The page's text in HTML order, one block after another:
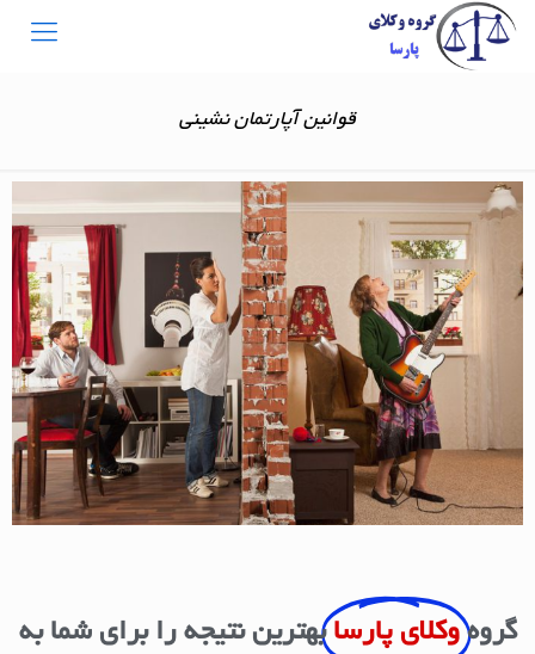
قوانین آپارتمان نشینی
گروه وکلای پارسا بهترین نتیجه را برای شما به